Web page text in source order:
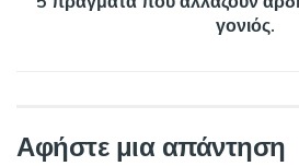
γονιός.
Αφήστε μια απάντηση